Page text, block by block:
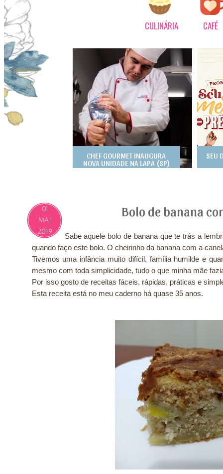
CULINÁRIA CAFÉ
CHEF GOURMET INAUGURA
NOVA UNIDADE NA LAPA (SP)
SEU
01
MAI
2019
Bolo de banana
Sabe aquele bolo de banana que te trás a
quando faço este bolo. O cheirinho da banana com a
Tivemos uma infância muito difícil, família humilde e
mesmo com toda simplicidade, tudo o que minha mãe
Por isso gosto de receitas fáceis, rápidas, práticas e
Esta receita está no meu caderno há quase 35 anos.